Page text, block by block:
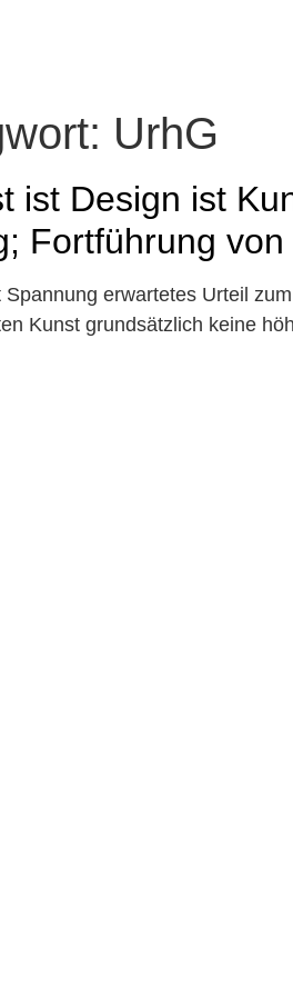
UrhG
ist Design ist
Fortführung
erwartetes Urteil
Kunst grundsätzlich keine